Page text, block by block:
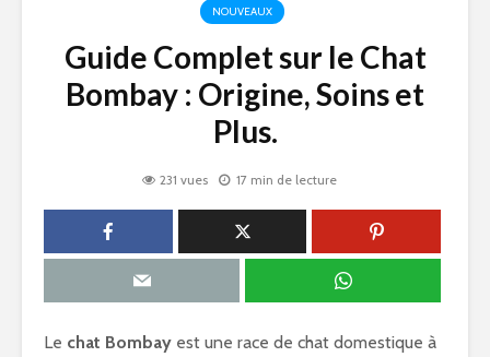
NOUVEAUX
Guide Complet sur le Chat
Bombay : Origine, Soins et
Plus.
231 vues 17 min de lecture
Le chat Bombay est une race de chat domestique à